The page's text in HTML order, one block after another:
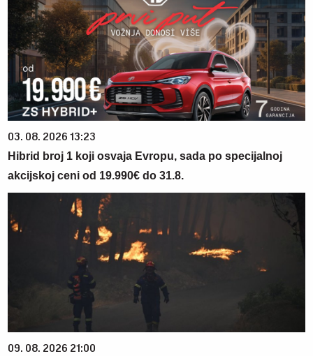
03. 08. 2026 13:23
Hibrid broj 1 koji osvaja Evropu, sada po specijalnoj
akcijskoj ceni od 19.990€ do 31.8.
09. 08. 2026 21:00